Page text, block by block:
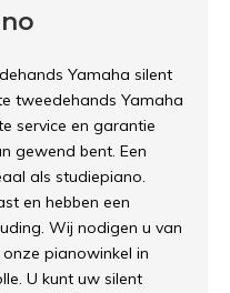
Yamaha silent
tweedehands Yamaha
service en garantie
gewend bent. Een
als studiepiano.
en hebben een
Wij nodigen u van
pianowinkel in
U kunt uw silent